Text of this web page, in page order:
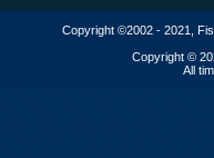
Copyright ©2002 - 2021,
Copyright ©
All